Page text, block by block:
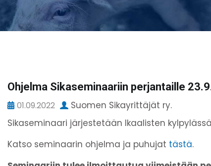
Ohjelma Sikaseminaariin perjantaille
01.09.2022
Suomen Sikayrittäjät ry.
Sikaseminaari järjestetään Ikaalisten kylpylässä
Katso seminaarin ohjelma ja puhujat tästä.